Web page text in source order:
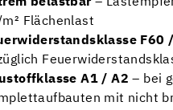
m² Flächenlast
F60
A1 / A2 – bei
mit nicht